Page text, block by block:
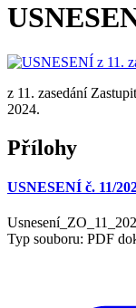
z 11. zasedání
2024.
Přílohy
USNESENÍ č. 11/
Typ souboru: PDF